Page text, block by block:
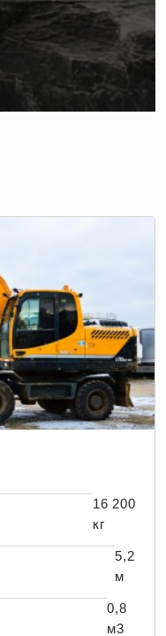
16 200
кг
5,2
м
0,8
м3